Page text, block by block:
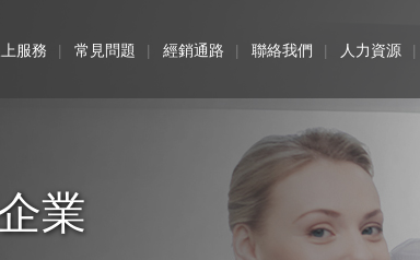
服務 常見問題 經銷通路 聯絡我們 人力資源
業